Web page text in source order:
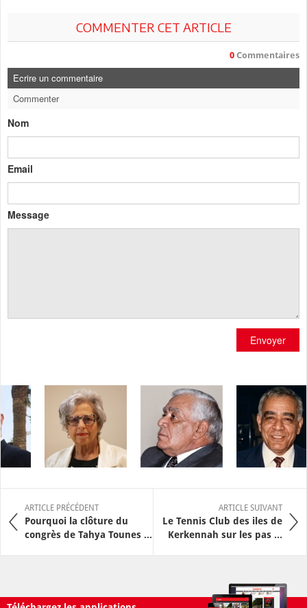
COMMENTER CET ARTICLE
0 Commentaires
Ecrire un commentaire
Commenter
Nom
Email
Message
Envoyer
ARTICLE PRÉCÉDENT
Pourquoi la clôture du
congrès de Tahya Tounes ...
ARTICLE SUIVANT
Le Tennis Club des iles de
Kerkennah sur les pas ...